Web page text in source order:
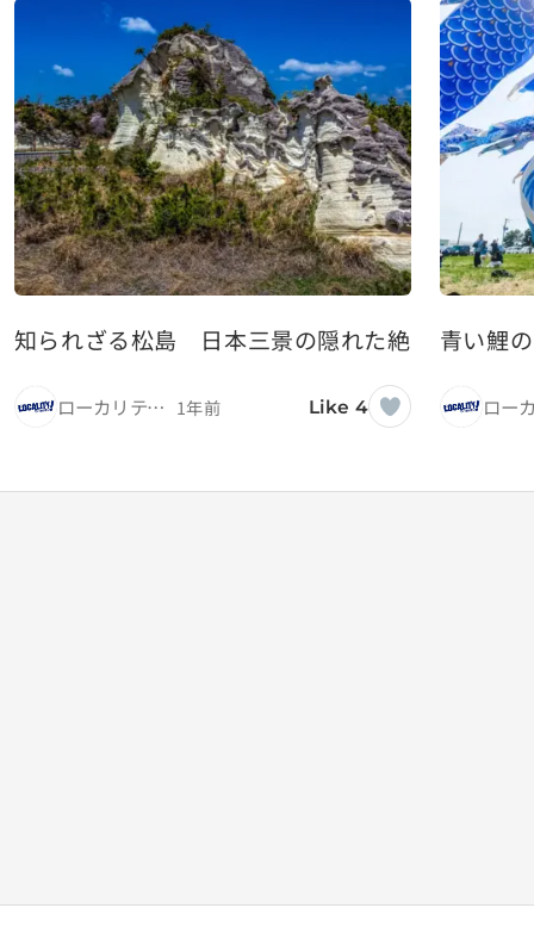
知られざる松島 日本三景の隠れた絶景スポッ
ローカリティ！ 1年前 Like 4
青い鯉